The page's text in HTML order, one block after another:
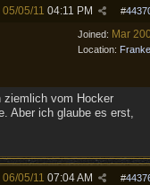
#
05/05/11 04:11 PM
Joined: Mar
Location:
ziemlich vom Hocker
Aber ich glaube es erst,
#
06/05/11 07:04 AM